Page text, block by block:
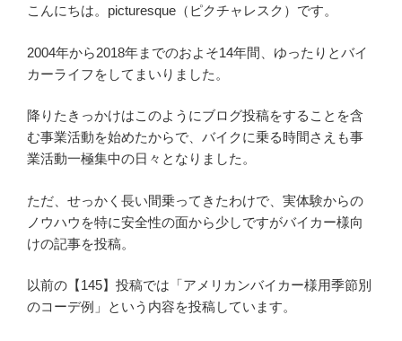
こんにちは。picturesque（ピクチャレスク）です。
2004年から2018年までのおよそ14年間、ゆったりとバイ
カーライフをしてまいりました。
降りたきっかけはこのようにブログ投稿をすることを含
む事業活動を始めたからで、バイクに乗る時間さえも事
業活動一極集中の日々となりました。
ただ、せっかく長い間乗ってきたわけで、実体験からの
ノウハウを特に安全性の面から少しですがバイカー様向
けの記事を投稿。
以前の【145】投稿では「アメリカンバイカー様用季節別
のコーデ例」という内容を投稿しています。